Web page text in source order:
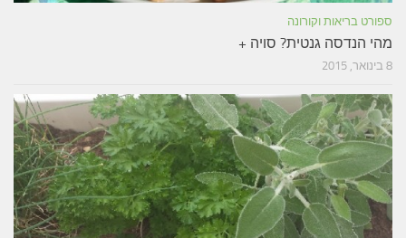
ספורט בריאות וקורונה
מהי הנדסה גנטית? סויה +
8 בינואר, 2015